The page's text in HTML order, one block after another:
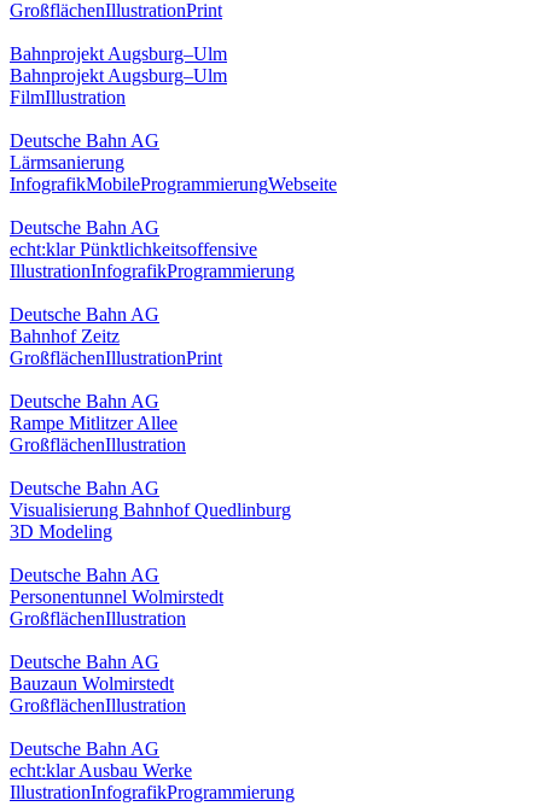
GroßflächenIllustrationPrint
Bahnprojekt Augsburg–Ulm
Bahnprojekt Augsburg–Ulm
FilmIllustration
Deutsche Bahn AG
Lärmsanierung
InfografikMobileProgrammierungWebseite
Deutsche Bahn AG
echt:klar Pünktlichkeitsoffensive
IllustrationInfografikProgrammierung
Deutsche Bahn AG
Bahnhof Zeitz
GroßflächenIllustrationPrint
Deutsche Bahn AG
Rampe Mitlitzer Allee
GroßflächenIllustration
Deutsche Bahn AG
Visualisierung Bahnhof Quedlinburg
3D Modeling
Deutsche Bahn AG
Personentunnel Wolmirstedt
GroßflächenIllustration
Deutsche Bahn AG
Bauzaun Wolmirstedt
GroßflächenIllustration
Deutsche Bahn AG
echt:klar Ausbau Werke
IllustrationInfografikProgrammierung